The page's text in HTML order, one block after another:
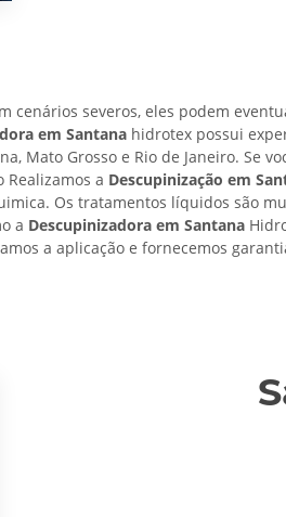
cenários severos, eles podem
em Santana hidrotex possui
Mato Grosso e Rio de Janeiro. Se
a Descupinização em
Os tratamentos líquidos são
a Descupinizadora em Santana
a aplicação e fornecemos